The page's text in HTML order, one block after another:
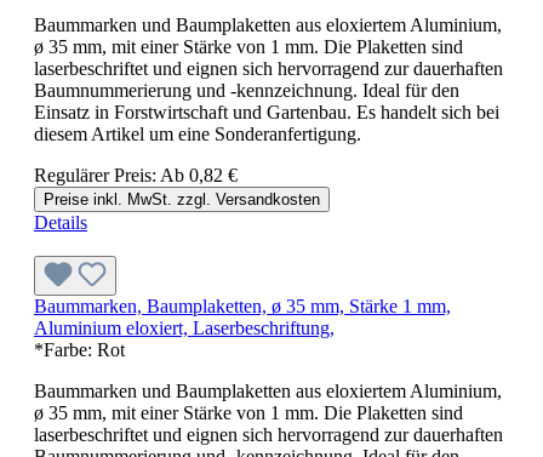
Baummarken und Baumplaketten aus eloxiertem Aluminium,
ø 35 mm, mit einer Stärke von 1 mm. Die Plaketten sind
laserbeschriftet und eignen sich hervorragend zur dauerhaften
Baumnummerierung und -kennzeichnung. Ideal für den
Einsatz in Forstwirtschaft und Gartenbau. Es handelt sich bei
diesem Artikel um eine Sonderanfertigung.
Regulärer Preis: Ab 0,82 €
Preise inkl. MwSt. zzgl. Versandkosten
Details
Baummarken, Baumplaketten, ø 35 mm, Stärke 1 mm,
Aluminium eloxiert, Laserbeschriftung,
*Farbe: Rot
Baummarken und Baumplaketten aus eloxiertem Aluminium,
ø 35 mm, mit einer Stärke von 1 mm. Die Plaketten sind
laserbeschriftet und eignen sich hervorragend zur dauerhaften